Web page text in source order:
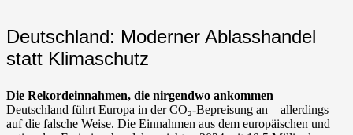
Deutschland: Moderner Ablasshandel
statt Klimaschutz
Die Rekordeinnahmen, die nirgendwo ankommen
Deutschland führt Europa in der CO₂-Bepreisung an – allerdings
auf die falsche Weise. Die Einnahmen aus dem europäischen und